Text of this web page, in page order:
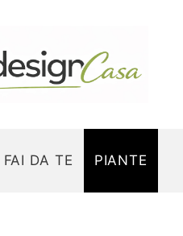
FAI DA TE PIANTE